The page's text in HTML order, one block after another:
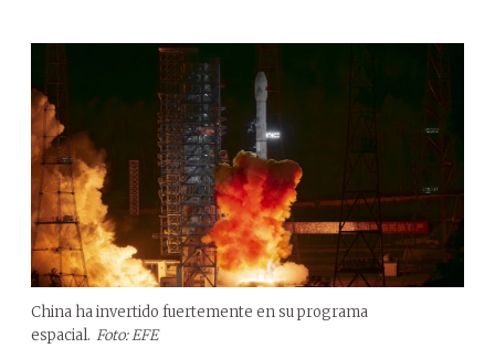
China ha invertido fuertemente en su programa
espacial. Foto: EFE